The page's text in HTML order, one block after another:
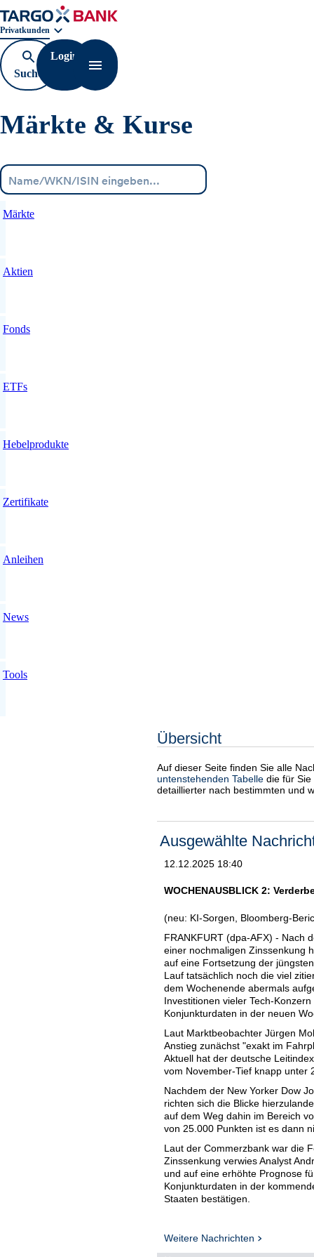
Geschäftsbereichnavigation. Aktuelle Auswahl:
Privatkunden
Suche
öffnen
Login
Navigation öffnen
Märkte & Kurse
Märkte
Aktien
Fonds
ETFs
Hebelprodukte
Zertifikate
Anleihen
News
Tools
Übersicht
Auf dieser Seite finden Sie alle
untenstehenden Tabelle die für
detaillierter nach bestimmten und
Ausgewählte
12.12.2025 18:40
WOCHENAUSBLICK 2:
(neu: KI-Sorgen, Bloomberg-
FRANKFURT (dpa-AFX) - Nach
einer nochmaligen Zinssenkung
auf eine Fortsetzung der
Lauf tatsächlich noch die viel
dem Wochenende abermals
Investitionen vieler Tech-
Konjunkturdaten in der neuen
Laut Marktbeobachter Jürgen
Anstieg zunächst "exakt im
Aktuell hat der deutsche
vom November-Tief knapp unter
Nachdem der New Yorker Dow
richten sich die Blicke
auf dem Weg dahin im Bereich
von 25.000 Punkten ist es dann
Laut der Commerzbank war die
Zinssenkung verwies Analyst
und auf eine erhöhte Prognose
Konjunkturdaten in der
Staaten bestätigen.
das Problem weiter auflösen,
Weitere Nachrichten